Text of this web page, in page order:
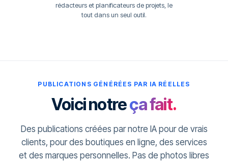
rédacteurs et planificateurs de projets, le
tout dans un seul outil.
PUBLICATIONS GÉNÉRÉES PAR IA RÉELLES
Voici notreça fait.
Des publications créées par notre IA pour de vrais
clients, pour des boutiques en ligne, des services
et des marques personnelles. Pas de photos libres